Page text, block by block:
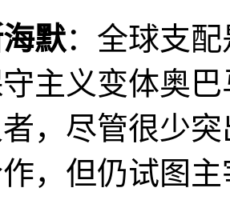
默：全球支
主义变体奥
，尽管很少
，但仍试图